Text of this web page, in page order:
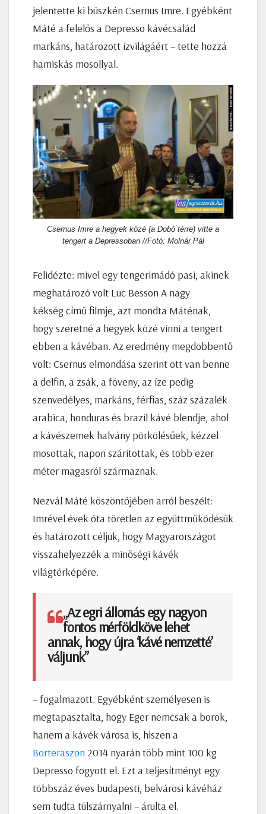
jelentette ki büszkén Csernus Imre. Egyébként
Máté a felelős a Depresso kávécsalád
markáns, határozott ízvilágáért – tette hozzá
hamiskás mosollyal.
Csernus Imre a hegyek közé (a Dobó térre) vitte a
tengert a Depressoban //Fotó: Molnár Pál
Felidézte: mivel egy tengerimádó pasi, akinek
meghatározó volt Luc Besson A nagy
kékség című filmje, azt mondta Máténak,
hogy szeretné a hegyek közé vinni a tengert
ebben a kávéban. Az eredmény megdöbbentő
volt: Csernus elmondása szerint ott van benne
a delfin, a zsák, a föveny, az íze pedig
szenvedélyes, markáns, férfias, száz százalék
arabica, honduras és brazil kávé blendje, ahol
a kávészemek halvány pörkölésűek, kézzel
mosottak, napon szárítottak, és több ezer
méter magasról származnak.
Nezvál Máté köszöntőjében arról beszélt:
Imrével évek óta töretlen az együttműködésük
és határozott céljuk, hogy Magyarországot
visszahelyezzék a minőségi kávék
világtérképére.
„Az egri állomás egy nagyon
fontos mérföldköve lehet
annak, hogy újra ‘kávé nemzetté’
váljunk”
– fogalmazott. Egyébként személyesen is
megtapasztalta, hogy Eger nemcsak a borok,
hanem a kávék városa is, hiszen a
Borteraszon 2014 nyarán több mint 100 kg
Depresso fogyott el. Ezt a teljesítményt egy
többszáz éves budapesti, belvárosi kávéház
sem tudta túlszárnyalni – árulta el.